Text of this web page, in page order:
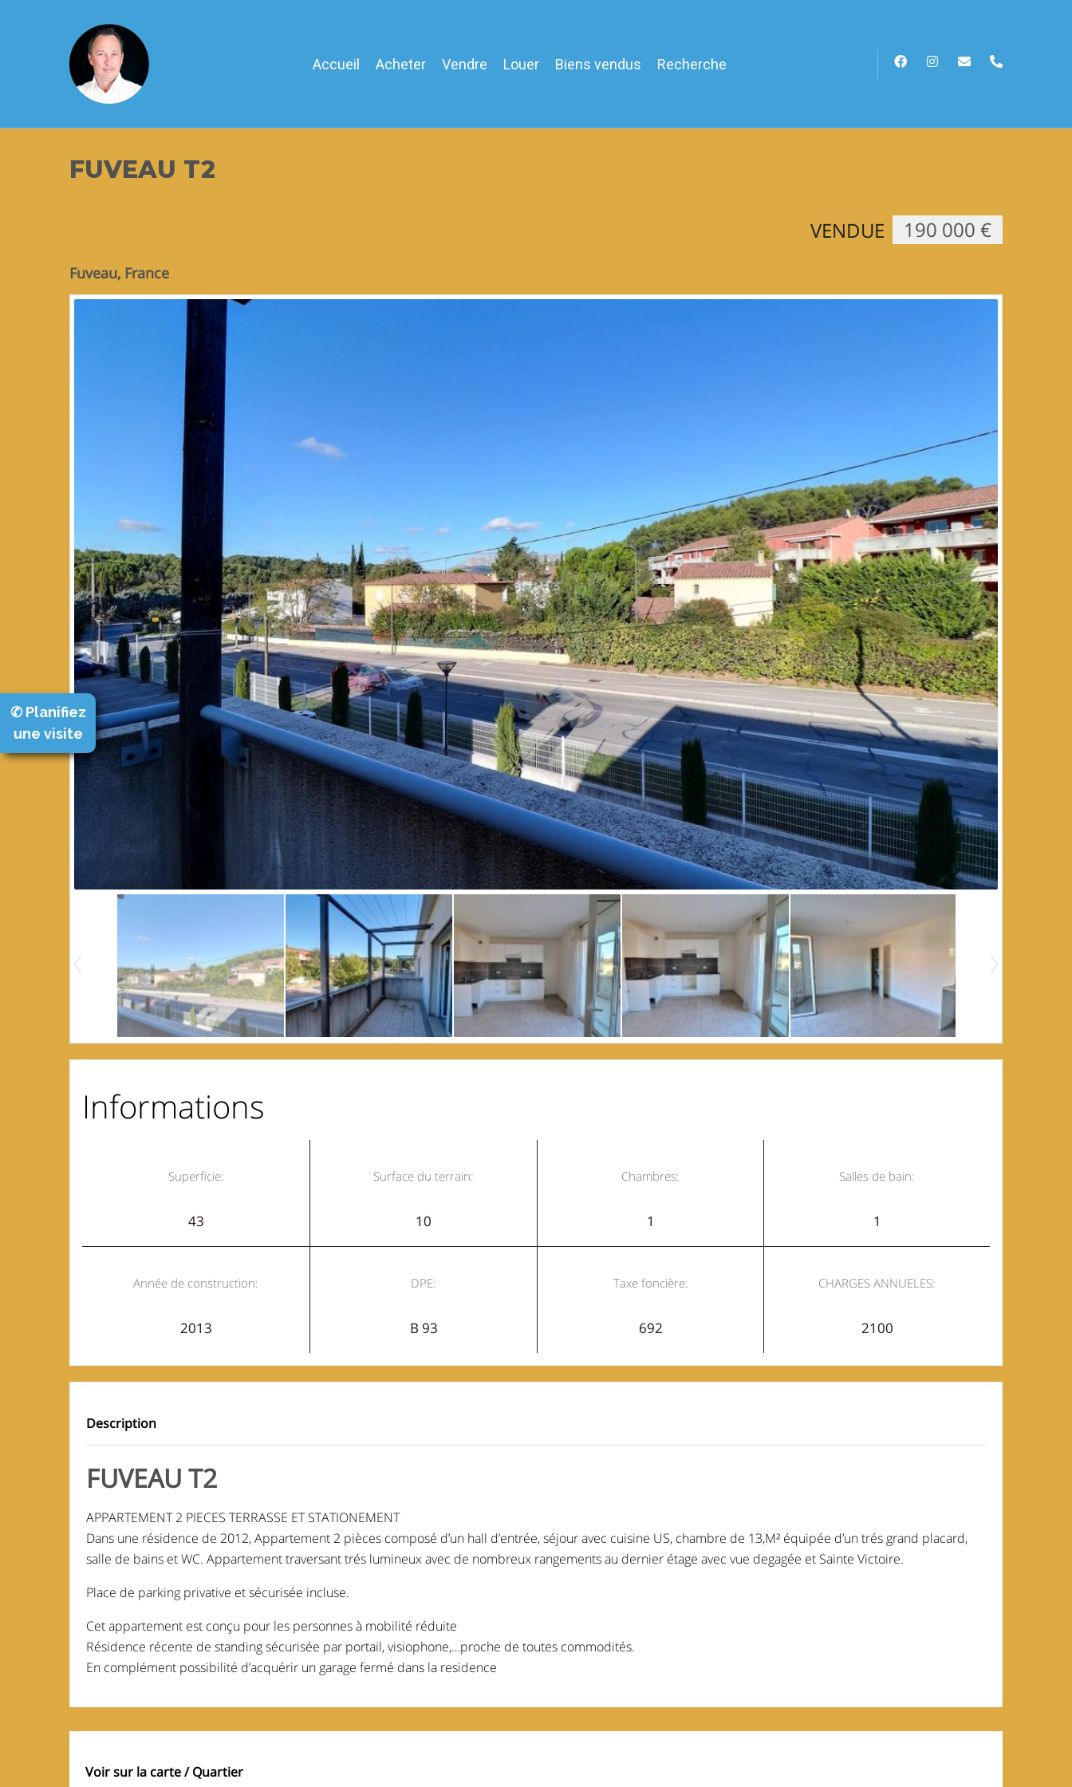
Accueil Acheter Vendre Louer Biens vendus Recherche
FUVEAU T2
VENDUE 190 000 €
Fuveau, France
Informations
Superficie:
43
Surface du terrain:
10
Chambres:
1
Salles de bain:
1
Année de construction:
2013
DPE:
B 93
Taxe foncière:
692
CHARGES ANNUELES:
2100
Description
FUVEAU T2
APPARTEMENT 2 PIECES TERRASSE ET STATIONEMENT
Dans une résidence de 2012, Appartement 2 pièces composé d’un hall d’entrée, séjour avec cuisine US, chambre de 13,M² équipée d’un trés grand placard,
salle de bains et WC. Appartement traversant trés lumineux avec de nombreux rangements au dernier étage avec vue degagée et Sainte Victoire.
Place de parking privative et sécurisée incluse.
Cet appartement est conçu pour les personnes à mobilité réduite
Résidence récente de standing sécurisée par portail, visiophone,…proche de toutes commodités.
En complément possibilité d’acquérir un garage fermé dans la residence
Voir sur la carte / Quartier
✆ Planifiez
une visite